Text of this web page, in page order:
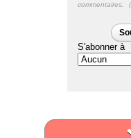
commentaires.
S'abonner à